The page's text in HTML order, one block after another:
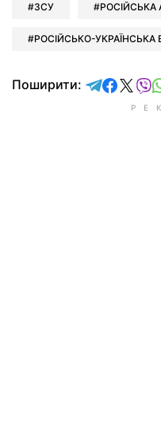
ЗСУ РОСІЙСЬКА
РОСІЙСЬКО-УКРАЇНСЬКА
Поширити: